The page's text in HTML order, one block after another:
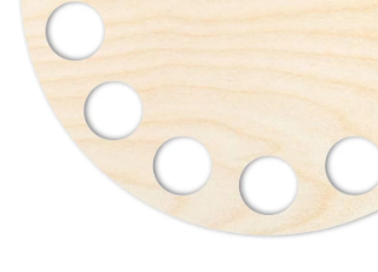
Ochrana osobních údajů
Hodnocení obchodu
Oblíbené produkty
Věrnostní program